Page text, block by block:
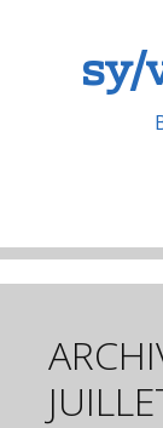
sy/
Aller